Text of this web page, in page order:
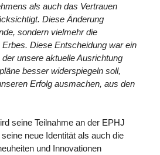
als auch das Vertrauen
Diese Änderung
sondern vielmehr die
Diese Entscheidung war ein
unsere aktuelle Ausrichtung
besser widerspiegeln soll,
Erfolg ausmachen, aus den
seine Teilnahme an der EPHJ
neue Identität als auch die
und Innovationen